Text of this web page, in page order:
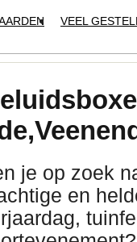
VEEL
je op zoek
en